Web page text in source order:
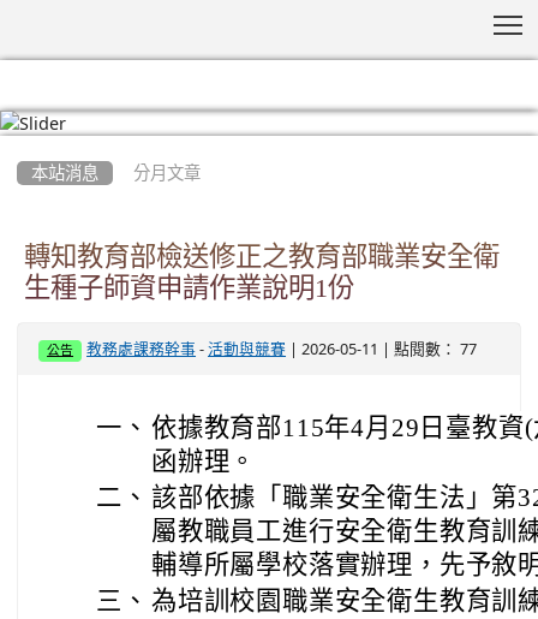
本站消息 分月文章
轉知教育部檢送修正之教育部職業安全衛
生種子師資申請作業說明1份
公告 教務處課務幹事 -活動與競賽 | 2026-05-11 | 點閱數： 77
一、 依據教育部115年4月29日臺教資
函辦理。
二、 該部依據「職業安全衛生法」第
屬教職員工進行安全衛生教育訓
輔導所屬學校落實辦理，先予敘
三、 為培訓校園職業安全衛生教育訓